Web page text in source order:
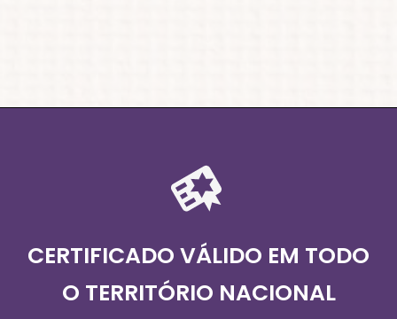
CERTIFICADO VÁLIDO EM TODO
O TERRITÓRIO NACIONAL